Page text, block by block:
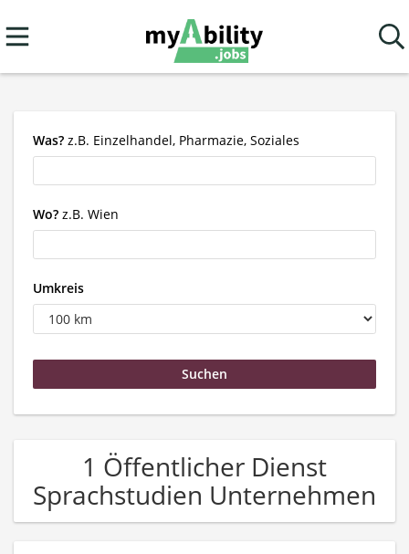
Was? z.B. Einzelhandel, Pharmazie, Soziales
Wo? z.B. Wien
Umkreis
1 Öffentlicher Dienst
Sprachstudien Unternehmen